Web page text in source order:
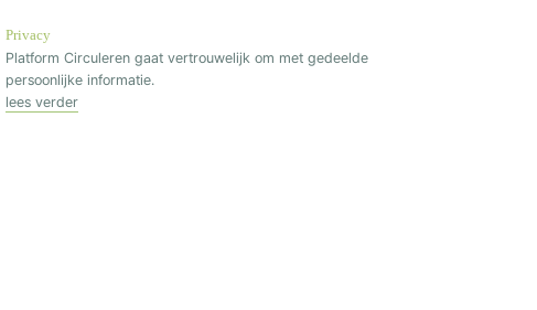
Privacy
Platform Circuleren gaat vertrouwelijk om met gedeelde
persoonlijke informatie.
lees verder